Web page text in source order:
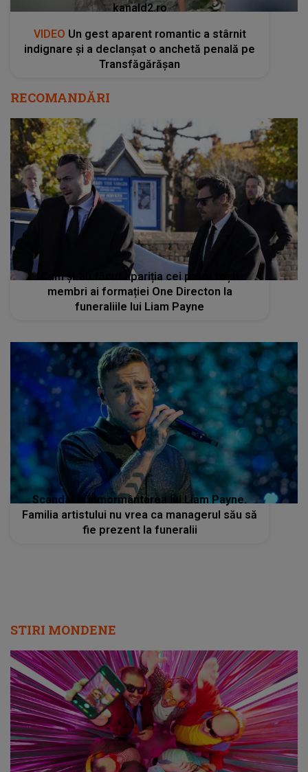
kanald2.ro
VIDEO Un gest aparent romantic a stârnit
indignare și a declanșat o anchetă penală pe
Transfăgărășan
RECOMANDĂRI
Cum și-au făcut apariția cei patru foști
membri ai formației One Directon la
funeraliile lui Liam Payne
Scandal la înmormântarea lui Liam Payne.
Familia artistului nu vrea ca managerul său să
fie prezent la funeralii
STIRI MONDENE